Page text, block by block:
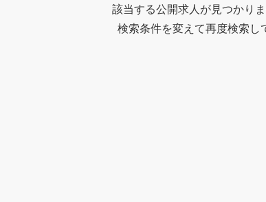
該当する公開求人が見つかりま
検索条件を変えて再度検索し